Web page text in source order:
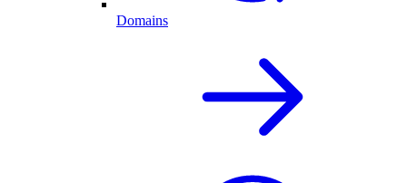
Domains